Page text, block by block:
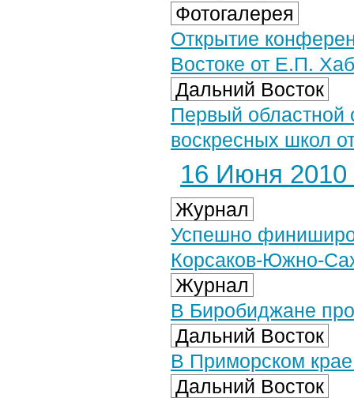
Фотогалерея
Открытие
Востоке от Е.П.
Дальний Восток
Первый областной
воскресных школ
16 Июня 2010
Журнал
Успешно
Корсаков-Южно-
Журнал
В Биробиджане
Дальний Восток
В Приморском
Дальний Восток